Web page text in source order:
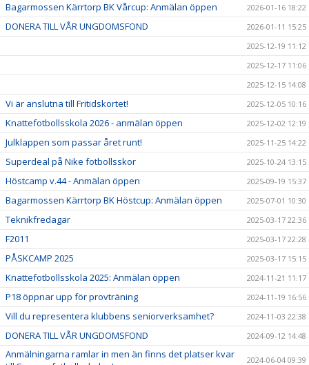
Bagarmossen Kärrtorp BK Vårcup: Anmälan öppen 2026-01-16 18:22
DONERA TILL VÅR UNGDOMSFOND
2026-01-11 15:25
2025-12-19 11:12
2025-12-17 11:06
2025-12-15 14:08
Vi är anslutna till Fritidskortet! 2025-12-05 10:16
Knattefotbollsskola 2026 - anmälan öppen 2025-12-02 12:19
Julklappen som passar året runt! 2025-11-25 14:22
Superdeal på Nike fotbollsskor 2025-10-24 13:15
Höstcamp v.44 - Anmälan öppen 2025-09-19 15:37
Bagarmossen Kärrtorp BK Höstcup: Anmälan öppen 2025-07-01 10:30
Teknikfredagar 2025-03-17 22:36
F2011 2025-03-17 22:28
PÅSKCAMP 2025 2025-03-17 15:15
Knattefotbollsskola 2025: Anmälan öppen 2024-11-21 11:17
P18 öppnar upp för provträning 2024-11-19 16:56
Vill du representera klubbens seniorverksamhet? 2024-11-03 22:38
DONERA TILL VÅR UNGDOMSFOND 2024-09-12 14:48
Anmälningarna ramlar in men än finns det platser kvar
2024-06-04 09:39